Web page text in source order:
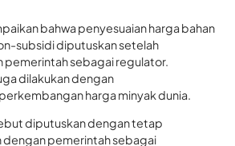
bahwa penyesuaian harga bahan
subsidi diputuskan setelah
sebagai regulator.
dilakukan dengan
harga minyak dunia.
diputuskan dengan tetap
dengan pemerintah sebagai